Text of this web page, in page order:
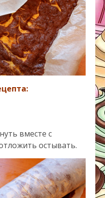
вместе с
остывать.